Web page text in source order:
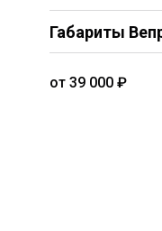
Габариты
от 39 000 ₽